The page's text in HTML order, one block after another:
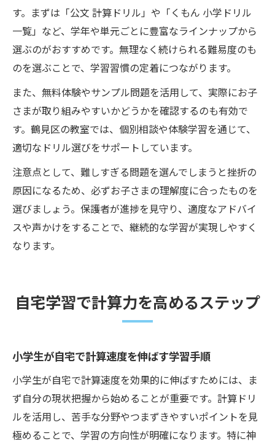
す。まずは「公文 計算ドリル」や「くもん 小学ドリル
一覧」など、学年や単元ごとに豊富なラインナップから
選ぶのがおすすめです。無理なく続けられる難易度のも
のを選ぶことで、学習習慣の定着につながります。
また、無料体験やサンプル問題を活用して、実際にお子
さまが取り組みやすいかどうかを確認するのも有効で
す。鶴見区の教室では、個別相談や体験学習を通じて、
適切なドリル選びをサポートしています。
注意点として、難しすぎる問題を選んでしまうと挫折の
原因になるため、必ずお子さまの理解度に合ったものを
選びましょう。保護者が進捗を見守り、適度なアドバイ
スや声かけをすることで、継続的な学習が実現しやすく
なります。
自宅学習で計算力を高めるステップ
小学生が自宅で計算速度を伸ばす学習手順
小学生が自宅で計算速度を効果的に伸ばすためには、ま
ず自分の現状把握から始めることが重要です。計算ドリ
ルを活用し、苦手な分野やつまずきやすいポイントを見
極めることで、学習の方向性が明確になります。特に神